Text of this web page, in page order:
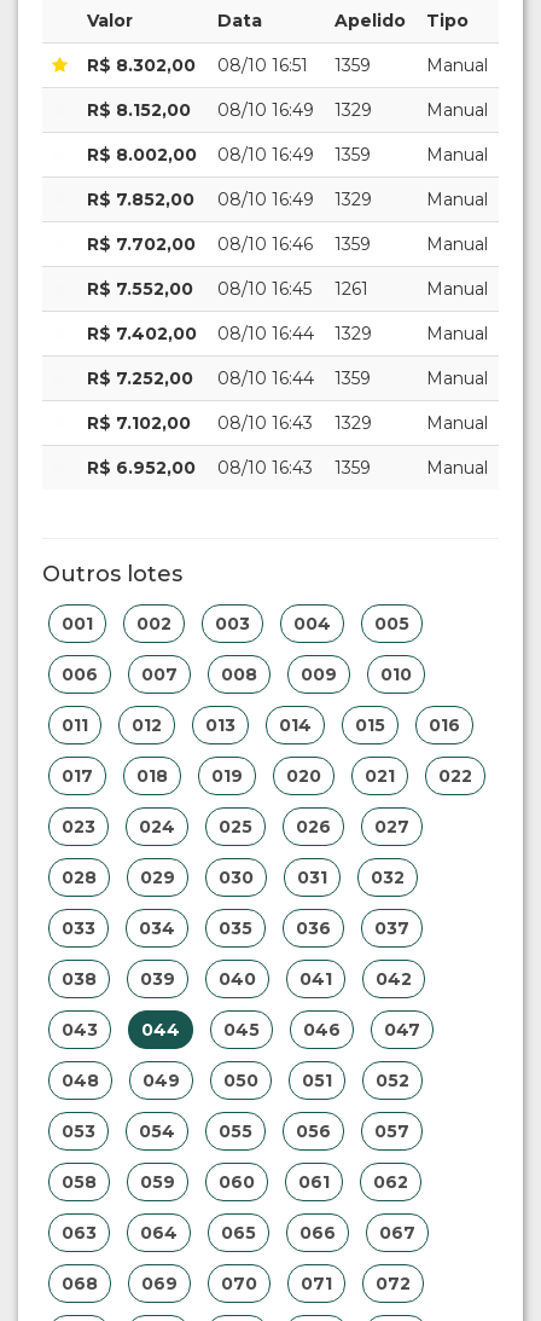
Valor Data Apelido Tipo
R$ 8.302,00 08/10 16:51 1359 Manual
R$ 8.152,00 08/10 16:49 1329 Manual
R$ 8.002,00 08/10 16:49 1359 Manual
R$ 7.852,00 08/10 16:49 1329 Manual
R$ 7.702,00 08/10 16:46 1359 Manual
R$ 7.552,00 08/10 16:45 1261 Manual
R$ 7.402,00 08/10 16:44 1329 Manual
R$ 7.252,00 08/10 16:44 1359 Manual
R$ 7.102,00 08/10 16:43 1329 Manual
R$ 6.952,00 08/10 16:43 1359 Manual
Outros lotes
001 002 003 004 005
006 007 008 009 010
011 012 013 014 015 016
017 018 019 020 021 022
023 024 025 026 027
028 029 030 031 032
033 034 035 036 037
038 039 040 041 042
043 044 045 046 047
048 049 050 051 052
053 054 055 056 057
058 059 060 061 062
063 064 065 066 067
068 069 070 071 072